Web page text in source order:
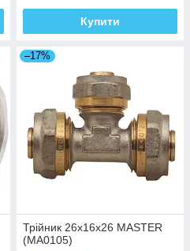
Купити
–17%
Трійник 26x16x26 MASTER
(MA0105)